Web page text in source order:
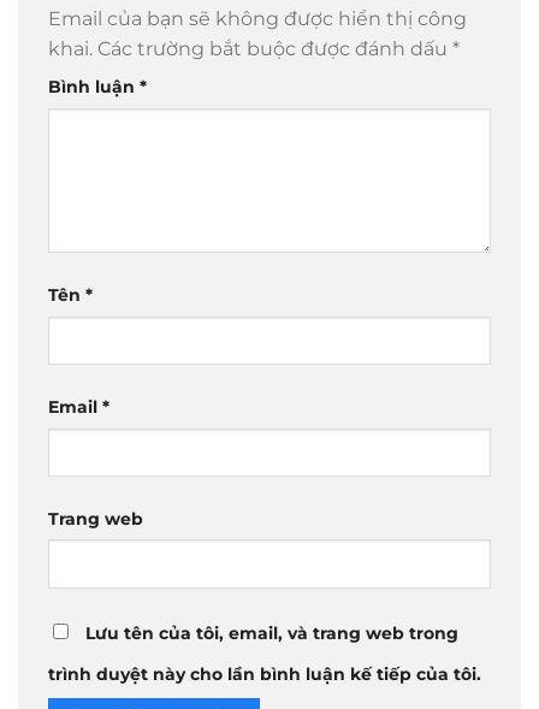
Email của bạn sẽ không được hiển thị công
khai. Các trường bắt buộc được đánh dấu *
Bình luận *
Tên *
Email *
Trang web
Lưu tên của tôi, email, và trang web trong
trình duyệt này cho lần bình luận kế tiếp của tôi.